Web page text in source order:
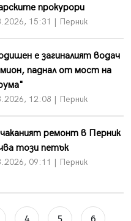
прокурори
15:31 | Перник
е загиналият водач
паднал от мост на
12:08 | Перник
ремонт в Перник
този петък
09:11 | Перник